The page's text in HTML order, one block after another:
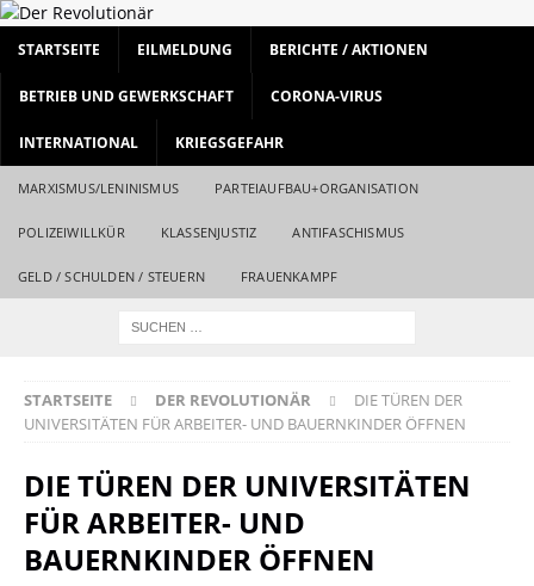
STARTSEITE EILMELDUNG BERICHTE / AKTIONEN
BETRIEB UND GEWERKSCHAFT CORONA-VIRUS
INTERNATIONAL KRIEGSGEFAHR
MARXISMUS/LENINISMUS PARTEIAUFBAU+ORGANISATION
POLIZEIWILLKÜR KLASSENJUSTIZ ANTIFASCHISMUS
GELD / SCHULDEN / STEUERN FRAUENKAMPF
STARTSEITE DER REVOLUTIONÄR
DIE TÜREN DER
UNIVERSITÄTEN FÜR ARBEITER- UND BAUERNKINDER ÖFFNEN
DIE TÜREN DER UNIVERSITÄTEN
FÜR ARBEITER- UND
BAUERNKINDER ÖFFNEN